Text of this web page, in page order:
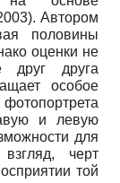
Автором
половины
оценки не
друг друга
особое
и левую
для
черт
той